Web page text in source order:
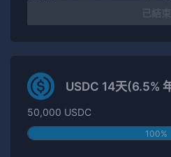
USDC 14天(6.5%
50,000 USDC
100%